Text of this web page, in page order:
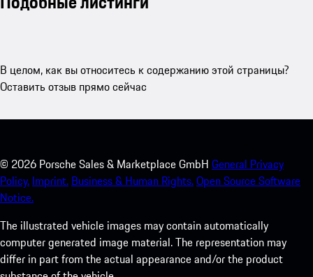
В целом, как вы относитесь к содержанию этой страницы?
Оставить отзыв прямо сейчас
© 2026 Porsche Sales & Marketplace GmbH General Privacy
Policy. Imprint. Business & Human Rights.Open Source Software
Notice.
The illustrated vehicle images may contain automatically
computer generated image material. The representation may
differ in part from the actual appearance and/or the product